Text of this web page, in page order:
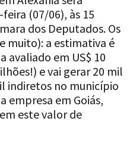
dos Deputados. Os
muito): a estimativa é
avaliado em US$ 10
e vai gerar 20 mil
indiretos no município
empresa em Goiás,
este valor de